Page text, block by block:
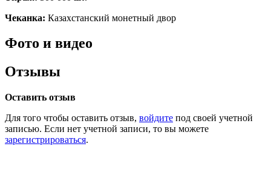
Чеканка: Казахстанский монетный двор
Фото и видео
Отзывы
Оставить отзыв
Для того чтобы оставить отзыв, войдите под своей учетной
записью. Если нет учетной записи, то вы можете
зарегистрироваться.